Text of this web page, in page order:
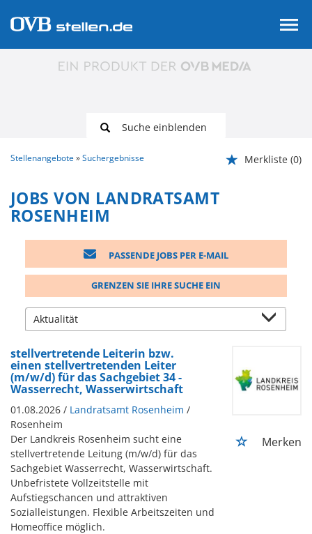
Suche einblenden
Stellenangebote Suchergebnisse Merkliste (0)
JOBS VON LANDRATSAMT
ROSENHEIM
PASSENDE JOBS PER E-MAIL
GRENZEN SIE IHRE SUCHE EIN
stellvertretende Leiterin bzw.
einen stellvertretenden Leiter
(m/w/d) für das Sachgebiet 34 -
Wasserrecht, Wasserwirtschaft
01.08.2026 / Landratsamt Rosenheim /
Rosenheim
Der Landkreis Rosenheim sucht eine
stellvertretende Leitung (m/w/d) für das
Sachgebiet Wasserrecht, Wasserwirtschaft.
Unbefristete Vollzeitstelle mit
Aufstiegschancen und attraktiven
Sozialleistungen. Flexible Arbeitszeiten und
Homeoffice möglich.
Merken